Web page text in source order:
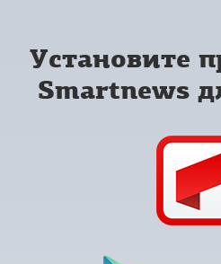
Установите
Smartnews